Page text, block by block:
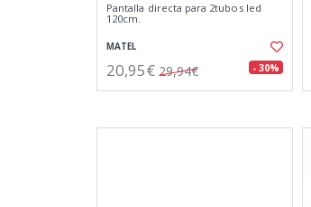
Pantalla directa para 2tubos led
120cm.
MATEL
20,95€ 29,94€ - 30%